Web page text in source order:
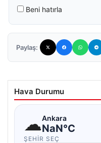
Beni hatırla
Paylaş:
Hava Durumu
☁Ankara
NaN°C
ŞEHIR SEÇ